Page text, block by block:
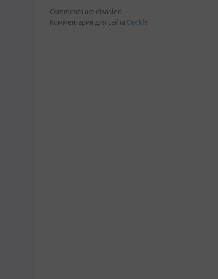
Comments are disabled
Комментарии для сайта Cackle